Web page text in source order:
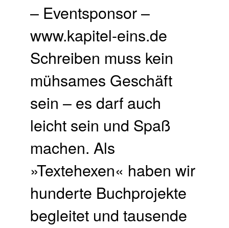
– Eventsponsor –
www.kapitel-eins.de
Schreiben muss kein
mühsames Geschäft
sein – es darf auch
leicht sein und Spaß
machen. Als
»Textehexen« haben wir
hunderte Buchprojekte
begleitet und tausende